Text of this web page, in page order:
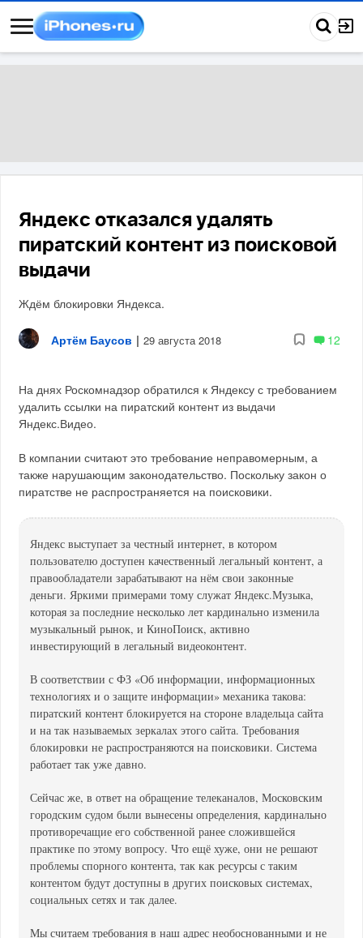
Яндекс отказался удалять
пиратский контент из поисковой
выдачи
Ждём блокировки Яндекса.
Артём Баусов | 29 августа 2018 12
На днях Роскомнадзор обратился к Яндексу с требованием
удалить ссылки на пиратский контент из выдачи
Яндекс.Видео.
В компании считают это требование неправомерным, а
также нарушающим законодательство. Поскольку закон о
пиратстве не распространяется на поисковики.
Яндекс выступает за честный интернет, в котором
пользователю доступен качественный легальный контент, а
правообладатели зарабатывают на нём свои законные
деньги. Яркими примерами тому служат Яндекс.Музыка,
которая за последние несколько лет кардинально изменила
музыкальный рынок, и КиноПоиск, активно
инвестирующий в легальный видеоконтент.
В соответствии с ФЗ «Об информации, информационных
технологиях и о защите информации» механика такова:
пиратский контент блокируется на стороне владельца сайта
и на так называемых зеркалах этого сайта. Требования
блокировки не распространяются на поисковики. Система
работает так уже давно.
Сейчас же, в ответ на обращение телеканалов, Московским
городским судом были вынесены определения, кардинально
противоречащие его собственной ранее сложившейся
практике по этому вопросу. Что ещё хуже, они не решают
проблемы спорного контента, так как ресурсы с таким
контентом будут доступны в других поисковых системах,
социальных сетях и так далее.
Мы считаем требования в наш адрес необоснованными и не